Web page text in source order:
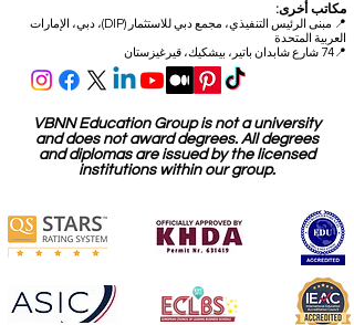
مكاتب أخرى:
📍
مبنى الرئيس التنفيذي، مجمع دبي للاستثمار (DIP)، دبي، الإمارات
العربية المتحدة
📍74 شارع شابدان باتير، بيشكيك، قيرغيزستان
VBNN Education Group is not a university
and does not award degrees. All degrees
and diplomas are issued by the licensed
institutions within our group.